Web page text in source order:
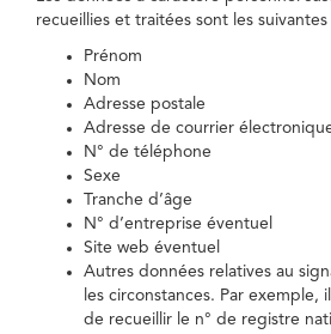
recueillies et traitées sont les suivantes
Prénom
Nom
Adresse postale
Adresse de courrier
N° de téléphone
Sexe
Tranche d’âge
N° d’entreprise éventuel
Site web éventuel
Autres données relatives au
les circonstances. Par exemple,
de recueillir le n° de registre